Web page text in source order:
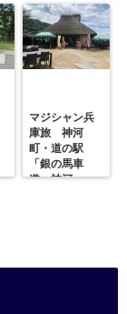
マジシャン兵
庫旅 神河
町・道の駅
「銀の馬車
道・神河」